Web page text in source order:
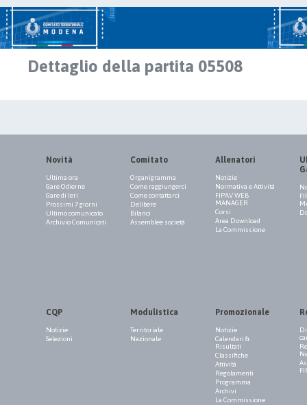
Dettaglio della partita 05508
Novità
Ultima ora
Gare Odierne
Gare di Ieri
Prossimi 7 giorni
Ultimo comunicato
Archivio Comunicati
Comitato
Organigramma
Come raggiungerci
Come contattarci
Delibere
Bilanci
Assemblee società
Allenatori
Notizie
Normativa e Attività
FIPAV WEB
MANAGER
Corsi
Area Download
La Commissione
CQP
Notizie
Selezioni
Modulistica
Territoriale
Nazionale
Promozionale
Notizie
Calendari &
Risultati
Classifiche
Attività
Regolamenti
Programma
Archivi
La Commissione